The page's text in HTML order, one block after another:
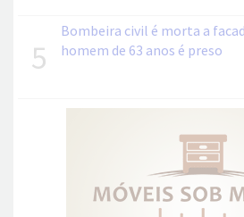
5
Bombeira civil é morta a
homem de 63 anos é preso